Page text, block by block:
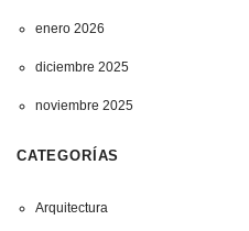
enero 2026
diciembre 2025
noviembre 2025
CATEGORÍAS
Arquitectura